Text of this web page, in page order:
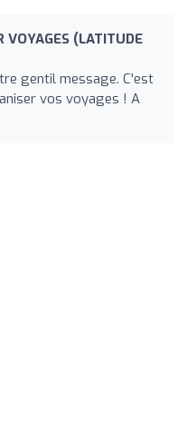
(LATITUDE
gentil message. C'est
vos voyages ! A